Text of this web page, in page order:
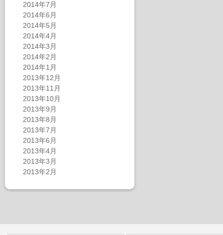
2014年7月
2014年6月
2014年5月
2014年4月
2014年3月
2014年2月
2014年1月
2013年12月
2013年11月
2013年10月
2013年9月
2013年8月
2013年7月
2013年6月
2013年4月
2013年3月
2013年2月